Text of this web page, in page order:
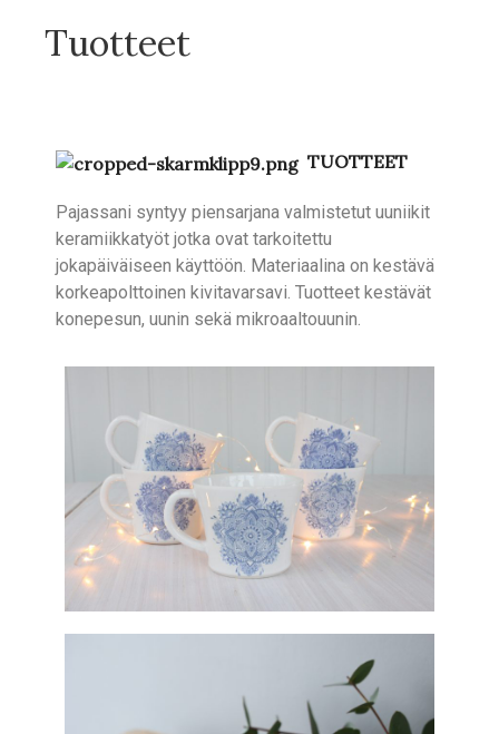
Tuotteet
TUOTTEET
Pajassani syntyy piensarjana valmistetut uuniikit
keramiikkatyöt jotka ovat tarkoitettu
jokapäiväiseen käyttöön. Materiaalina on kestävä
korkeapolttoinen kivitavarsavi. Tuotteet kestävät
konepesun, uunin sekä mikroaaltouunin.